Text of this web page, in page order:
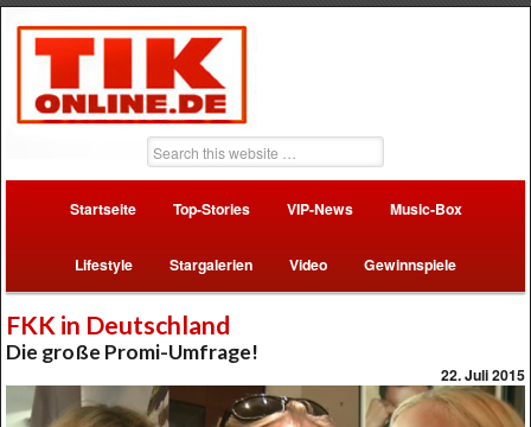
Startseite Top-Stories VIP-News Music-Box
Lifestyle Stargalerien Video Gewinnspiele
FKK in Deutschland
Die große Promi-Umfrage!
22. Juli 2015